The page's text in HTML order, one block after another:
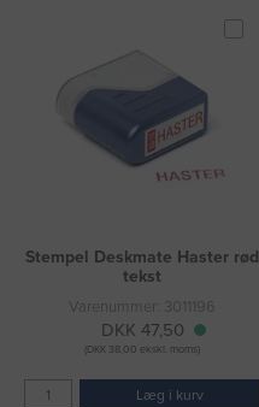
Stempel Deskmate Haster rød
tekst
Varenummer: 3011196
DKK 47,50
(DKK 38,00 ekskl. moms)
Læg i kurv